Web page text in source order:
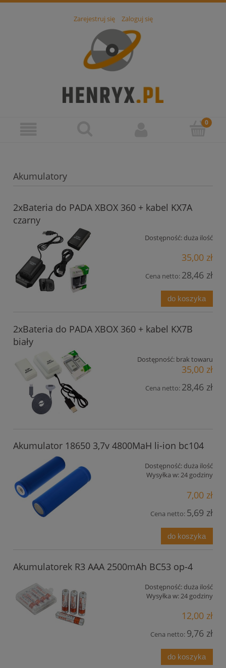
Zarejestruj się Zaloguj się
Akumulatory
2xBateria do PADA XBOX 360 + kabel KX7A
czarny
Dostępność: duża ilość
35,00 zł
Cena netto: 28,46 zł
do koszyka
2xBateria do PADA XBOX 360 + kabel KX7B
biały
Dostępność: brak towaru
35,00 zł
Cena netto: 28,46 zł
Akumulator 18650 3,7v 4800MaH li-ion bc104
Dostępność: duża ilość
Wysyłka w:24 godziny
7,00 zł
Cena netto: 5,69 zł
do koszyka
Akumulatorek R3 AAA 2500mAh BC53 op-4
Dostępność: duża ilość
Wysyłka w:24 godziny
12,00 zł
Cena netto: 9,76 zł
do koszyka